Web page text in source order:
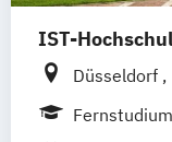
IST-
Düsseldorf
Weil am
Fernstudium